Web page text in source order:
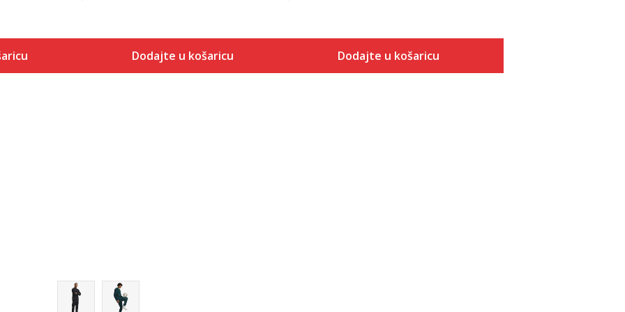
Dodajte u košaricu
Dodajte u košaricu